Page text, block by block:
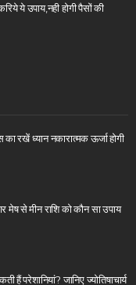
ये उपाय,नही होगी पैसों की
रखें ध्यान नकारात्मक ऊर्जा होगी
से मीन राशि को कौन सा उपाय
परेशानियां? जानिए ज्योतिषाचार्य